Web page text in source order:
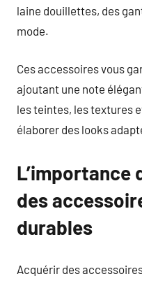
laine douillettes, des
mode.
Ces accessoires vous
ajoutant une note
les teintes, les textures
élaborer des looks
L’importance
des
durables
Acquérir des